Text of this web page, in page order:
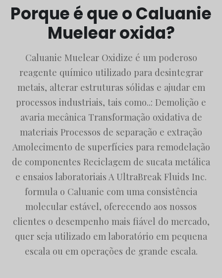
Porque é que o Caluanie
Muelear oxida?
Caluanie Muelear Oxidize é um poderoso
reagente químico utilizado para desintegrar
metais, alterar estruturas sólidas e ajudar em
processos industriais, tais como..: Demolição e
avaria mecânica Transformação oxidativa de
materiais Processos de separação e extração
Amolecimento de superfícies para remodelação
de componentes Reciclagem de sucata metálica
e ensaios laboratoriais A UltraBreak Fluids Inc.
formula o Caluanie com uma consistência
molecular estável, oferecendo aos nossos
clientes o desempenho mais fiável do mercado,
quer seja utilizado em laboratório em pequena
escala ou em operações de grande escala.